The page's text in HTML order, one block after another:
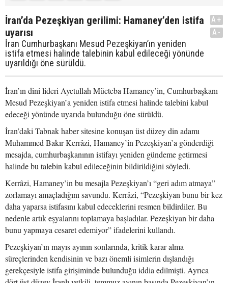
İran’da Pezeşkiyan gerilimi: Hamaney’den istifa
uyarısı
İran Cumhurbaşkanı Mesud Pezeşkiyan’ın yeniden
istifa etmesi halinde talebinin kabul edileceği yönünde
uyarıldığı öne sürüldü.
A+
A-
İran’ın dini lideri Ayetullah Mücteba Hamaney’in, Cumhurbaşkanı
Mesud Pezeşkiyan’a yeniden istifa etmesi halinde talebini kabul
edeceği yönünde uyarıda bulunduğu öne sürüldü.
İran’daki Tabnak haber sitesine konuşan üst düzey din adamı
Muhammed Bakır Kerrâzi, Hamaney’in Pezeşkiyan’a gönderdiği
mesajda, cumhurbaşkanının istifayı yeniden gündeme getirmesi
halinde bu talebin kabul edileceğinin bildirildiğini söyledi.
Kerrâzi, Hamaney’in bu mesajla Pezeşkiyan’ı “geri adım atmaya”
zorlamayı amaçladığını savundu. Kerrâzi, “Pezeşkiyan bunu bir kez
daha yaparsa istifasını kabul edeceklerini resmen bildirdiler. Bu
nedenle artık eşyalarını toplamaya başladılar. Pezeşkiyan bir daha
bunu yapmaya cesaret edemiyor” ifadelerini kullandı.
Pezeşkiyan’ın mayıs ayının sonlarında, kritik karar alma
süreçlerinden kendisinin ve bazı önemli isimlerin dışlandığı
gerekçesiyle istifa girişiminde bulunduğu iddia edilmişti. Ayrıca